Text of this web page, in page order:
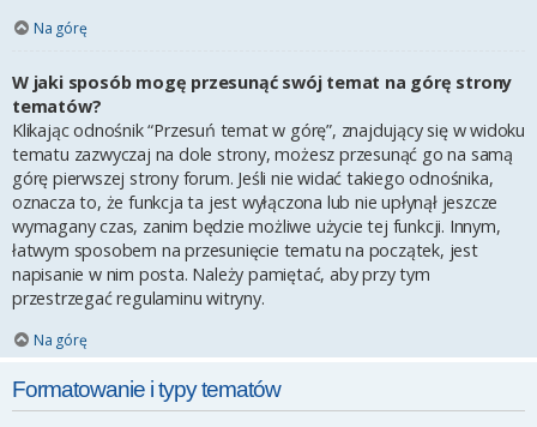
Na górę
W jaki sposób mogę przesunąć swój temat na górę strony
tematów?
Klikając odnośnik “Przesuń temat w górę”, znajdujący się w widoku
tematu zazwyczaj na dole strony, możesz przesunąć go na samą
górę pierwszej strony forum. Jeśli nie widać takiego odnośnika,
oznacza to, że funkcja ta jest wyłączona lub nie upłynął jeszcze
wymagany czas, zanim będzie możliwe użycie tej funkcji. Innym,
łatwym sposobem na przesunięcie tematu na początek, jest
napisanie w nim posta. Należy pamiętać, aby przy tym
przestrzegać regulaminu witryny.
Na górę
Formatowanie i typy tematów